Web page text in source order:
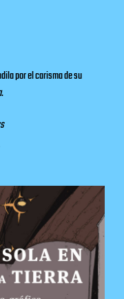
por el carisma de su
.